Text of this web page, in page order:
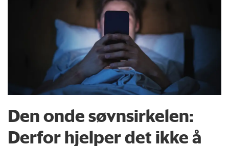
Den onde søvnsirkelen:
Derfor hjelper det ikke å